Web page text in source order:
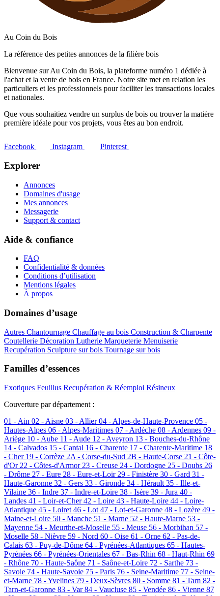
Au Coin du Bois
La référence des petites annonces de la filière bois
Bienvenue sur Au Coin du Bois, la plateforme numéro 1 dédiée à
l'achat et la vente de bois en France. Notre site met en relation les
particuliers et les professionnels pour faciliter les transactions locales
et nationales.
Que vous souhaitiez vendre un surplus de bois ou trouver la matière
première idéale pour vos projets, vous êtes au bon endroit.
Facebook Instagram Pinterest
Explorer
Annonces
Domaines d'usage
Mes annonces
Messagerie
Support & contact
Aide & confiance
FAQ
Confidentialité & données
Conditions d’utilisation
Mentions légales
À propos
Domaines d’usage
Autres Chantournage Chauffage au bois Construction & Charpente
Coutellerie Décoration Lutherie Marqueterie Menuiserie
Recupération Sculpture sur bois Tournage sur bois
Familles d’essences
Exotiques Feuillus Recupération & Réemploi Résineux
Couverture par département :
01 - Ain 02 - Aisne 03 - Allier04 - Alpes-de-Haute-Provence 05 -
Hautes-Alpes 06 - Alpes-Maritimes 07 - Ardèche 08 - Ardennes 09 -
Ariège 10 - Aube 11 - Aude 12 - Aveyron 13 - Bouches-du-Rhône
14 - Calvados 15 - Cantal 16 - Charente 17 - Charente-Maritime 18
- Cher 19 - Corrèze 2A - Corse-du-Sud 2B - Haute-Corse 21 - Côte-
d'Or 22 - Côtes-d'Armor 23 - Creuse 24 - Dordogne 25 - Doubs 26
- Drôme 27 - Eure 28 - Eure-et-Loir 29 - Finistère 30 - Gard 31 -
Haute-Garonne 32 - Gers 33 - Gironde 34 - Hérault 35 - Ille-et-
Vilaine 36 - Indre 37 - Indre-et-Loire 38 - Isère 39 - Jura 40 -
Landes 41 - Loir-et-Cher42 - Loire 43 - Haute-Loire 44 - Loire-
Atlantique 45 - Loiret 46 - Lot 47 - Lot-et-Garonne 48 - Lozère 49 -
Maine-et-Loire 50 - Manche 51 - Marne 52 - Haute-Marne 53 -
Mayenne 54 - Meurthe-et-Moselle 55 - Meuse 56 - Morbihan 57 -
Moselle 58 - Nièvre 59 - Nord 60 - Oise 61 - Orne 62 - Pas-de-
Calais 63 - Puy-de-Dôme 64 - Pyrénées-Atlantiques 65 - Hautes-
Pyrénées 66 - Pyrénées-Orientales 67 - Bas-Rhin 68 - Haut-Rhin 69
- Rhône 70 - Haute-Saône 71 - Saône-et-Loire 72 - Sarthe 73 -
Savoie 74 - Haute-Savoie 75 - Paris 76 - Seine-Maritime 77 - Seine-
et-Marne 78 - Yvelines 79 - Deux-Sèvres 80 - Somme 81 - Tarn 82 -
Tarn-et-Garonne 83 - Var84 - Vaucluse 85 - Vendée 86 - Vienne 87